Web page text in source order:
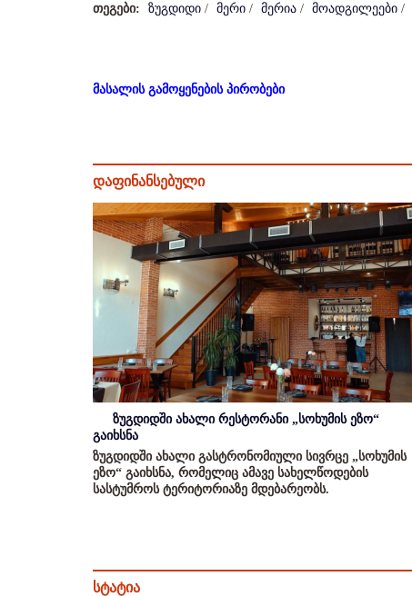
თეგები: ზუგდიდი / მერი / მერია / მოადგილეები /
მასალის გამოყენების პირობები
დაფინანსებული
ზუგდიდში ახალი რესტორანი „სოხუმის ეზო“
გაიხსნა
ზუგდიდში ახალი გასტრონომიული სივრცე „სოხუმის
ეზო“ გაიხსნა, რომელიც ამავე სახელწოდების
სასტუმროს ტერიტორიაზე მდებარეობს.
სტატია